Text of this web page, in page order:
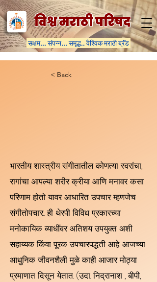
विश्व मराठी परिषद
सक्षम... संपन्न... समृद्ध.. वैश्विक मराठी ब्रॅंड
< Back
भारतीय शास्त्रीय संगीतातील कोणत्या स्वरांचा,
रागांचा आपल्या शरीर क्रीया आणि मनावर कसा
परिणाम होतो यावर आधारित उपचार म्हणजेच
संगीतोपचार... ही थेरपी विविध प्रकारच्या
मनोकायिक व्याधींवर अतिशय उपयुक्त अशी
सहाय्यक किंवा पूरक उपचारपद्धती आहे. आजच्या
आधुनिक जीवनशैली मुळे काही आजार मोठ्या
प्रमाणात दिसून येतात. (उदा. निद्रानाश , बीपी,